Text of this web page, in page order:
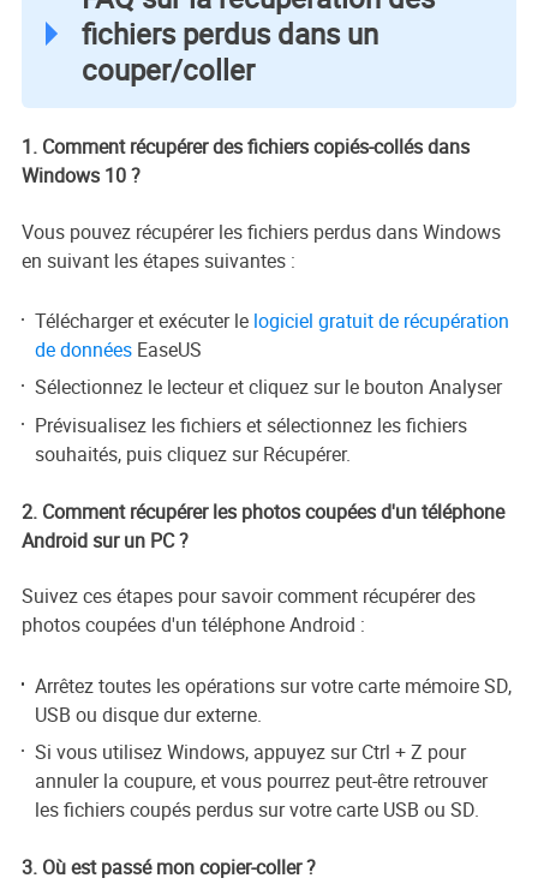
fichiers perdus dans un
couper/coller
1. Comment récupérer des fichiers copiés-collés dans
Windows 10 ?
Vous pouvez récupérer les fichiers perdus dans Windows
en suivant les étapes suivantes :
Télécharger et exécuter le logiciel gratuit de récupération
de données EaseUS
Sélectionnez le lecteur et cliquez sur le bouton Analyser
Prévisualisez les fichiers et sélectionnez les fichiers
souhaités, puis cliquez sur Récupérer.
2. Comment récupérer les photos coupées d'un téléphone
Android sur un PC ?
Suivez ces étapes pour savoir comment récupérer des
photos coupées d'un téléphone Android :
Arrêtez toutes les opérations sur votre carte mémoire SD,
USB ou disque dur externe.
Si vous utilisez Windows, appuyez sur Ctrl + Z pour
annuler la coupure, et vous pourrez peut-être retrouver
les fichiers coupés perdus sur votre carte USB ou SD.
3. Où est passé mon copier-coller ?